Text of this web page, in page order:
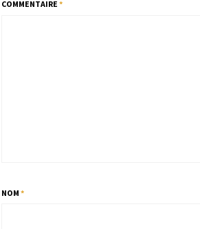
COMMENTAIRE *
NOM *